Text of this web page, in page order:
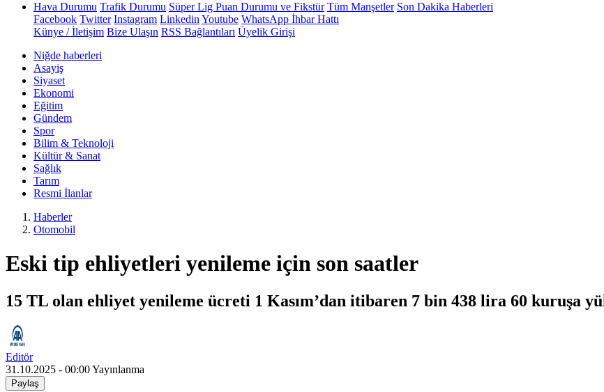
Hava Durumu Trafik Durumu Süper Lig Puan Durumu ve Fikstür Tüm Manşetler Son Dakika Haberleri
Facebook Twitter Instagram Linkedin Youtube WhatsApp İhbar Hattı
Künye / İletişim Bize Ulaşın RSS Bağlantıları Üyelik Girişi
Niğde haberleri
Asayiş
Siyaset
Ekonomi
Eğitim
Gündem
Spor
Bilim & Teknoloji
Kültür & Sanat
Sağlık
Tarım
Resmi İlanlar
Haberler
Otomobil
Eski tip ehliyetleri yenileme için son saatler
15 TL olan ehliyet yenileme ücreti 1 Kasım’dan itibaren 7 bin 438 lira 60 kuruşa
Editör
31.10.2025 - 00:00Yayınlanma
Paylaş